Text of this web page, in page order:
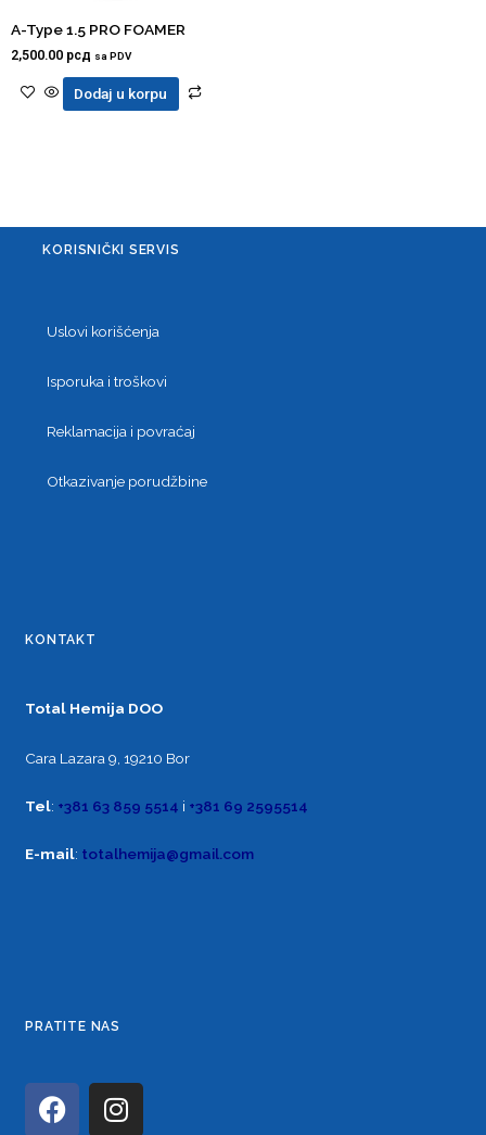
A-Type 1.5 PRO FOAMER
2,500.00 рсд sa PDV
Dodaj u korpu
KORISNIČKI SERVIS
Uslovi korišćenja
Isporuka i troškovi
Reklamacija i povraćaj
Otkazivanje porudžbine
KONTAKT
Total Hemija DOO
Cara Lazara 9, 19210 Bor
Tel: +381 63 859 5514 i +381 69 2595514
E-mail: totalhemija@gmail.com
PRATITE NAS
F
a
I
n